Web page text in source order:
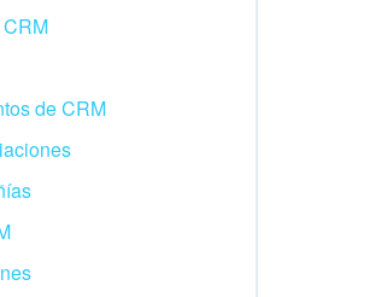
de CRM